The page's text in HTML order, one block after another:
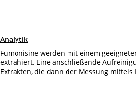
Analytik
Fumonisine werden mit einem
extrahiert. Eine anschließende
Extrakten, die dann der Messung mittels